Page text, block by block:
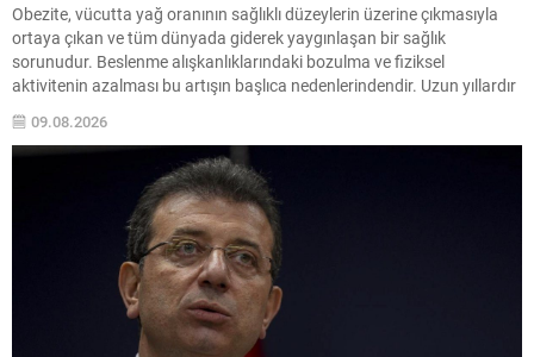
Obezite, vücutta yağ oranının sağlıklı düzeylerin üzerine çıkmasıyla
ortaya çıkan ve tüm dünyada giderek yaygınlaşan bir sağlık
sorunudur. Beslenme alışkanlıklarındaki bozulma ve fiziksel
aktivitenin azalması bu artışın başlıca nedenlerindendir. Uzun yıllardır
süren veriler, Türkiye’de obezite sıklığının kaygı verici düzeylere
ulaştığını gösteriyor. Yaşam tarzı faktörleri ve erken dönemdeki
beslenme biçimleri ilerleyen...
09.08.2026